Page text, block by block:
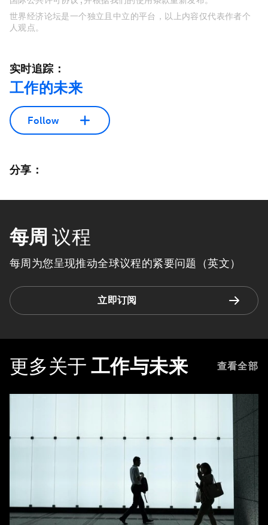
世界经济论坛是一个独立且中立的平台，以上内容仅代表作者个
人观点。
实时追踪：
工作的未来
Follow
分享：
每周 议程
每周为您呈现推动全球议程的紧要问题（英文）
立即订阅
更多关于 工作与未来 查看全部